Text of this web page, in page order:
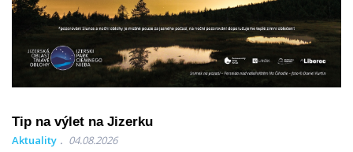
Tip na výlet na Jizerku
Aktuality 04.08.2026